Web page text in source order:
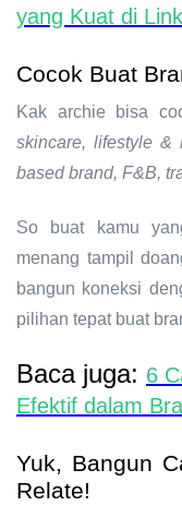
yang Kuat di
Cocok Buat
Kak archie bisa
skincare, lifestyle &
based brand, F&B,
So buat kamu
menang tampil
bangun koneksi
pilihan tepat buat
Baca juga: 6
Efektif dalam
Yuk, Bangun
Relate!